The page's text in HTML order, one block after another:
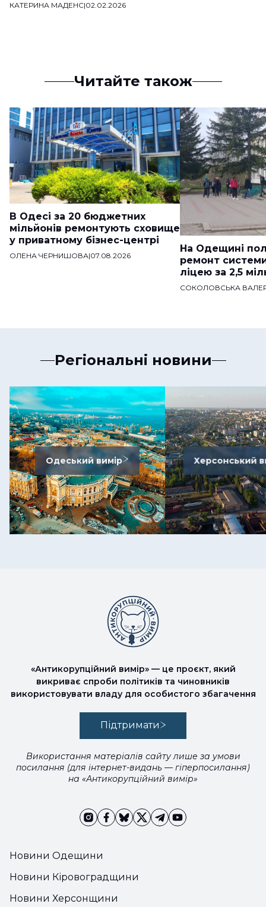
КАТЕРИНА МАДЕНС|02.02.2026
Читайте також
В Одесі за 20 бюджетних
мільйонів ремонтують сховище
у приватному бізнес-центрі
ОЛЕНА ЧЕРНИШОВА|07.08.2026
На Одещині
ремонт
ліцею за 2,5
СОКОЛОВСЬКА
Регіональні новини
Одеський вимір Херсонський
Новини Одещини
Новини Кіровоградщини
Новини Херсонщини
«Антикорупційний вимір» — це проєкт, який
викриває спроби політиків та чиновників
використовувати владу для особистого збагачення
Підтримати
Використання матеріалів сайту лише за умови
посилання (для інтернет-видань — гіперпосилання)
на «Антикорупційний вимір»